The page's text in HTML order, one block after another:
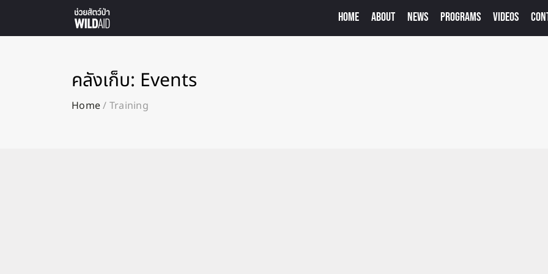
HOME ABOUT NEWS PROGRAMS VIDEOS
คลังเก็บ: Events
Home/ Training